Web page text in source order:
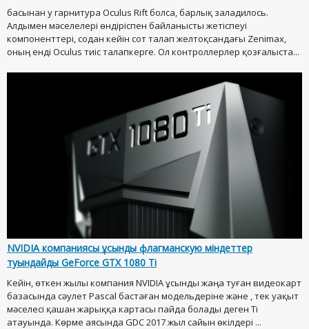
басынан у гарнитура Oculus Rift болса, барлық заладилось.
Алдымен мәселелері өндіріспен байланысты жетіспеуі
компоненттері, содан кейін сот талап желтоқсандағы Zenimax,
оның енді Oculus тиіс талапкерге. Ол контроллерлер қозғалыста...
NVIDIA компаниясы ұсынды флагманскую міндеттер
туындайды GeForce GTX 1080 Ti
Кейін, өткен жылы компания NVIDIA ұсынды жаңа туған видеокарт
базасында сәулет Pascal бастаған модельдеріне және , тек уақыт
мәселесі қашан жарыққа картасы пайда болады деген Ti
атауында. Көрме аясында GDC 2017 жыл сайын өкілдері ...